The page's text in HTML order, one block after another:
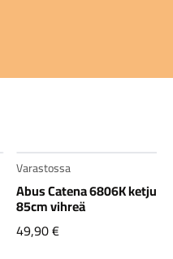
Varastossa
Abus Catena 6806K
85cm vihreä
49,90€